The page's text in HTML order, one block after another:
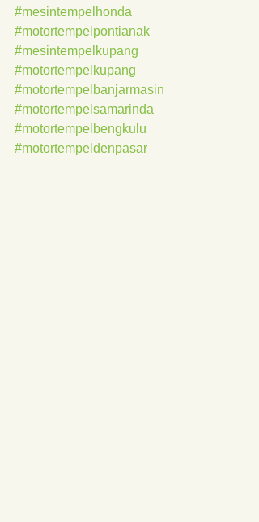
#mesintempelhonda
#motortempelpontianak
#mesintempelkupang
#motortempelkupang
#motortempelbanjarmasin
#motortempelsamarinda
#motortempelbengkulu
#motortempeldenpasar